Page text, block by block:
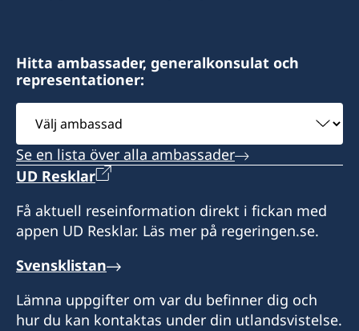
Hitta ambassader, generalkonsulat och
representationer:
Välj
ambassad
Se en lista över alla ambassader
UD Resklar
Få aktuell reseinformation direkt i fickan med
appen UD Resklar. Läs mer på regeringen.se.
Svensklistan
Lämna uppgifter om var du befinner dig och
hur du kan kontaktas under din utlandsvistelse.